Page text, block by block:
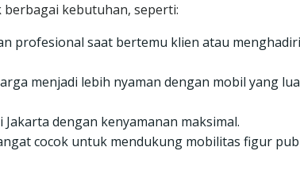
berbagai kebutuhan, seperti:
profesional saat bertemu klien atau menghadiri
menjadi lebih nyaman dengan mobil yang
dengan kenyamanan maksimal.
cocok untuk mendukung mobilitas figur